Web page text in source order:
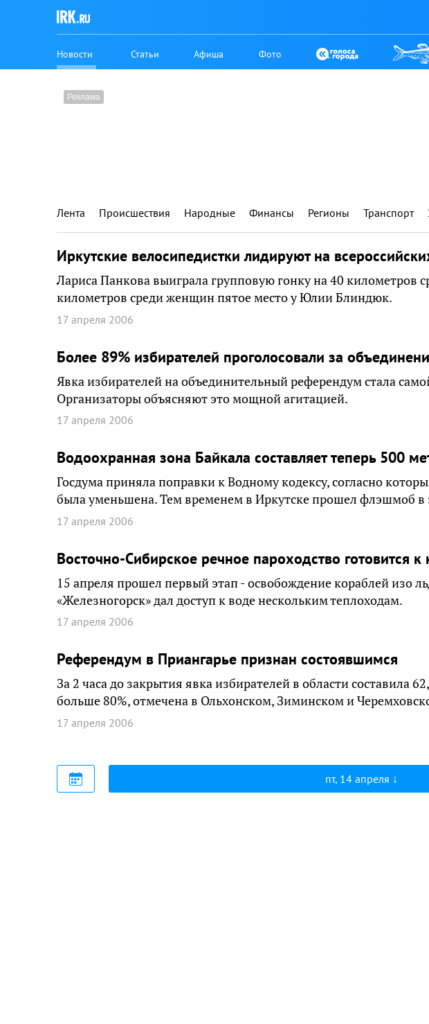
Новости Статьи Афиша Фото
Лента Происшествия Народные Финансы Регионы Транспорт
Иркутские велосипедистки лидируют на
Лариса Панкова выиграла групповую гонку на 40 километров
километров среди женщин пятое место у Юлии Блиндюк.
17 апреля 2006
Более 89% избирателей проголосовали за
Явка избирателей на объединительный референдум стала
Организаторы объясняют это мощной агитацией.
17 апреля 2006
Водоохранная зона Байкала составляет теперь 500
Госдума приняла поправки к Водному кодексу, согласно
была уменьшена. Тем временем в Иркутске прошел флэшмоб в
17 апреля 2006
Восточно-Сибирское речное пароходство готовится к
15 апреля прошел первый этап - освобождение кораблей изо
«Железногорск» дал доступ к воде нескольким теплоходам.
17 апреля 2006
Референдум в Приангарье признан состоявшимся
За 2 часа до закрытия явка избирателей в области составила
больше 80%, отмечена в Ольхонском, Зиминском и
17 апреля 2006
пт, 14 апреля